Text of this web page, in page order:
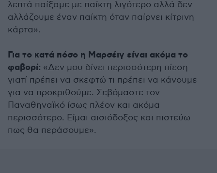
λεπτά παίξαμε με παίκτη λιγότερο αλλά δεν
αλλάζουμε έναν παίκτη όταν παίρνει κίτρινη
κάρτα».
Για το κατά πόσο η Μαρσέιγ είναι ακόμα το
φαβορί: «Δεν μου δίνει περισσότερη πίεση
γιατί πρέπει να σκεφτώ τι πρέπει να κάνουμε
για να προκριθούμε. Σεβόμαστε τον
Παναθηναϊκό ίσως πλέον και ακόμα
περισσότερο. Είμαι αισιόδοξος και πιστεύω
πως θα περάσουμε».